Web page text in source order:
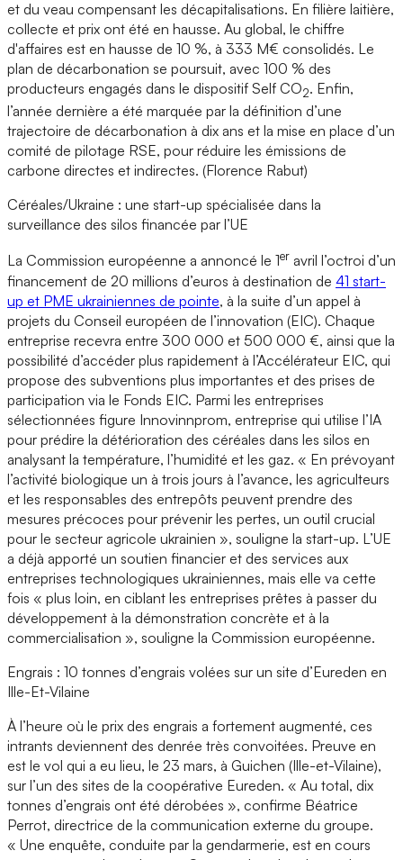
et du veau compensant les décapitalisations. En filière laitière,
collecte et prix ont été en hausse. Au global, le chiffre
d'affaires est en hausse de 10 %, à 333 M€ consolidés. Le
plan de décarbonation se poursuit, avec 100 % des
producteurs engagés dans le dispositif Self CO2. Enfin,
l’année dernière a été marquée par la définition d’une
trajectoire de décarbonation à dix ans et la mise en place d’un
comité de pilotage RSE, pour réduire les émissions de
carbone directes et indirectes. (Florence Rabut)
Céréales/Ukraine : une start-up spécialisée dans la
surveillance des silos financée par l’UE
La Commission européenne a annoncé le 1er avril l’octroi d’un
financement de 20 millions d’euros à destination de 41 start-
up et PME ukrainiennes de pointe, à la suite d’un appel à
projets du Conseil européen de l’innovation (EIC). Chaque
entreprise recevra entre 300 000 et 500 000 €, ainsi que la
possibilité d’accéder plus rapidement à l’Accélérateur EIC, qui
propose des subventions plus importantes et des prises de
participation via le Fonds EIC. Parmi les entreprises
sélectionnées figure Innovinnprom, entreprise qui utilise l’IA
pour prédire la détérioration des céréales dans les silos en
analysant la température, l’humidité et les gaz. « En prévoyant
l’activité biologique un à trois jours à l’avance, les agriculteurs
et les responsables des entrepôts peuvent prendre des
mesures précoces pour prévenir les pertes, un outil crucial
pour le secteur agricole ukrainien », souligne la start-up. L’UE
a déjà apporté un soutien financier et des services aux
entreprises technologiques ukrainiennes, mais elle va cette
fois « plus loin, en ciblant les entreprises prêtes à passer du
développement à la démonstration concrète et à la
commercialisation », souligne la Commission européenne.
Engrais : 10 tonnes d’engrais volées sur un site d’Eureden en
Ille-Et-Vilaine
À l’heure où le prix des engrais a fortement augmenté, ces
intrants deviennent des denrée très convoitées. Preuve en
est le vol qui a eu lieu, le 23 mars, à Guichen (Ille-et-Vilaine),
sur l’un des sites de la coopérative Eureden. « Au total, dix
tonnes d’engrais ont été dérobées », confirme Béatrice
Perrot, directrice de la communication externe du groupe.
« Une enquête, conduite par la gendarmerie, est en cours